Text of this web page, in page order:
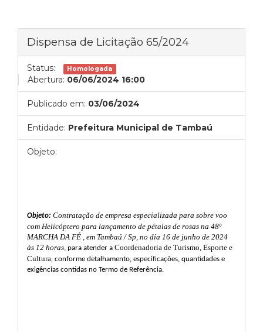
Dispensa de Licitação 65/2024
Status: Homologada
Abertura: 06/06/2024 16:00
Publicado em: 03/06/2024
Entidade: Prefeitura Municipal de Tambaú
Objeto:
Objeto: Contratação de empresa especializada para sobre voo
com Helicóptero para lançamento de pétalas de rosas na 48º
MARCHA DA FÉ , em Tambaú / Sp, no dia 16 de junho de 2024
às 12 horas, para atender a Coordenadoria de Turismo, Esporte e
Cultura, conforme detalhamento, especificações, quantidades e
exigências contidas no Termo de Referência.